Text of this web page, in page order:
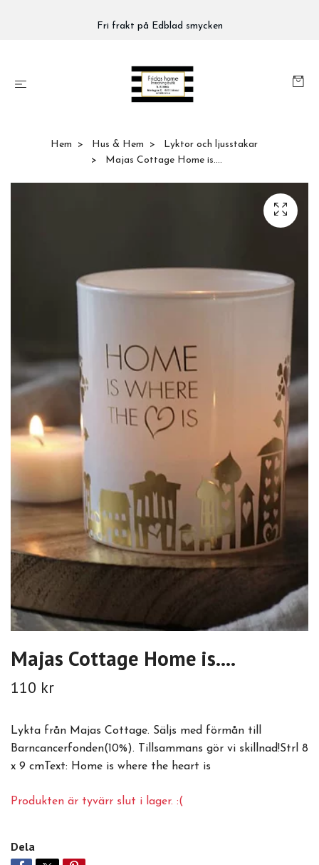
Fri frakt på Edblad smycken
Hem Hus & Hem
Lyktor och ljusstakar
Majas Cottage Home is....
Majas Cottage Home is....
110 kr
Lykta från Majas Cottage. Säljs med förmån till
Barncancerfonden(10%). Tillsammans gör vi skillnad!Strl 8
x 9 cmText: Home is where the heart is
Produkten är tyvärr slut i lager. :(
Dela